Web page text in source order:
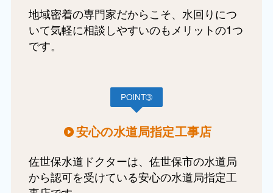
地域密着の専門家だからこそ、水回りにつ
いて気軽に相談しやすいのもメリットの1つ
です。
POINT➂
安心の水道局指定工事店
佐世保水道ドクターは、佐世保市の水道局
から認可を受けている安心の水道局指定工